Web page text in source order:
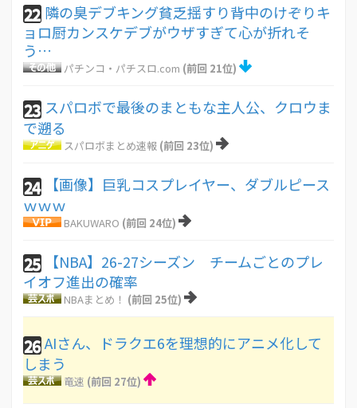
22 隣の臭デブキング貧乏揺すり背中のけぞりキ
ョロ厨カンスケデブがウザすぎて心が折れそ
う…
パチンコ・パチスロ.com (前回 21位)
23 スパロボで最後のまともな主人公、クロウま
で遡る
スパロボまとめ速報 (前回 23位)
24
【画像】巨乳コスプレイヤー、ダブルピース
ｗｗｗ
BAKUWARO (前回 24位)
25
【NBA】26-27シーズン チームごとのプレ
イオフ進出の確率
NBAまとめ！ (前回 25位)
26AIさん、ドラクエ6を理想的にアニメ化して
しまう
竜速 (前回 27位)